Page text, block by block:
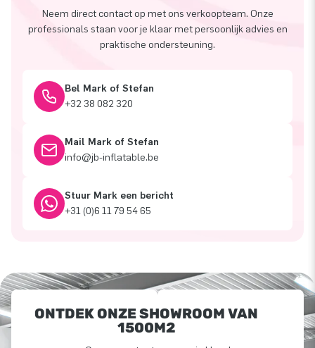
Neem direct contact op met ons verkoopteam. Onze
professionals staan voor je klaar met persoonlijk advies en
praktische ondersteuning.
Bel Mark of Stefan
+32 38 082 320
Mail Mark of Stefan
info@jb-inflatable.be
Stuur Mark een bericht
+31 (0)6 11 79 54 65
ONTDEK ONZE SHOWROOM VAN
1500M2